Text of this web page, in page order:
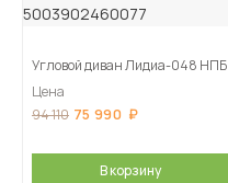
Угловой диван Лидиа-048 НПБ
Цена
94 110 75 990
В корзину